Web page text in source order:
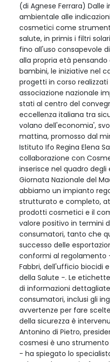
(di Agnese Ferrara) Dalle
ambientale alle
cosmetici come
salute, in primis i filtri
fino all'uso consapevole
alla propria età
bambini, le iniziative nel
progetti in corso
associazione nazionale
stati al centro del
eccellenza italiana tra
volano dell'economia',
mattina, promosso dal
Istituto Ifo Regina Elena
collaborazione con
inserisce nel quadro
Giornata Nazionale del
abbiamo un impianto
strutturato e completo,
prodotti cosmetici e il
valore positivo in termini
consumatori, tanto che
successo delle
conformi al regolamento
Fabbri, dell'ufficio biocidi
della Salute -. Le
di informazioni
consumatori, inclusi gli
avvertenze per fare
della sicurezza è
Antonino di Pietro,
cosmesi è uno
- ha spiegato lo